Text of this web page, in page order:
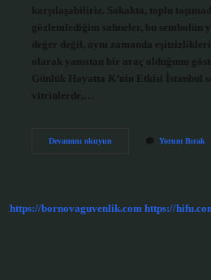
karşılaşabiliriz. Sokakta, toplu
gözlemlediğim sahneler, bu sembolün
değer değil, aynı zamanda
olarak yansıtan bir araç olduğunu
Günlük Hayatta K’nin Etkisi İstanbul
vitrinlerde,…
Devamını okuyunK
Yorum Bırak
https://bornovaguvenlik.com https://